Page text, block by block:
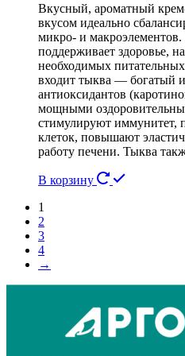
Вкусный, ароматный
вкусом идеально
микро- и
поддерживает здоровье,
необходимых
входит тыква — богатый
антиоксидантов
мощными
стимулируют иммунитет,
клеток, повышают
работу печени. Тыква
В корзину
1
2
3
4
→